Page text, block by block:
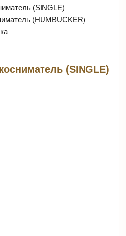
(SINGLE)
(HUMBUCKER)
(SINGLE)